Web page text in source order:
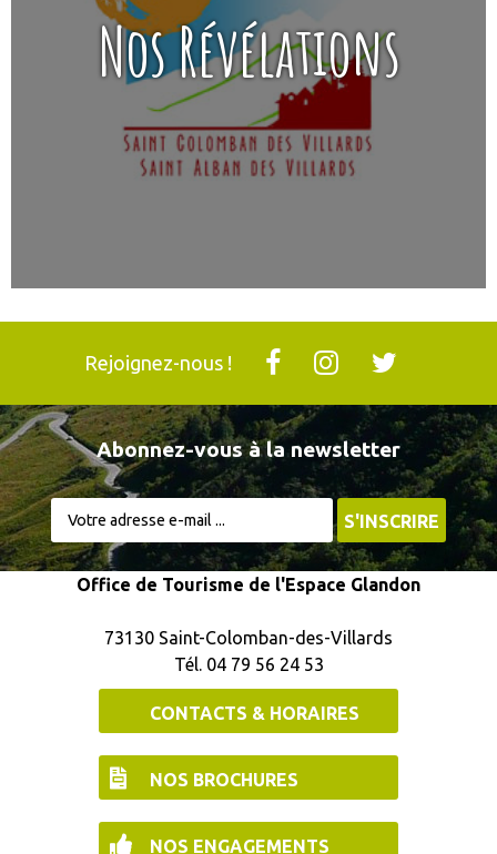
Nos Révélations
Rejoignez-nous !
Abonnez-vous à la newsletter
Office de Tourisme de l'Espace Glandon
73130 Saint-Colomban-des-Villards
Tél. 04 79 56 24 53
CONTACTS & HORAIRES
NOS BROCHURES
NOS ENGAGEMENTS